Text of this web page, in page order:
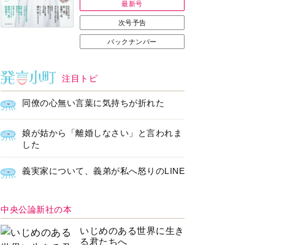
ＡＩで始める遺言を書
耳にすっぽり！オーテ
ィコン補聴器、新しい
ル」を発売
脳の健康習慣をサポー
トするオープンイヤー
型イヤホン「kikippa イ
ヤホン HERALBONY
ージについてのお詫び
と訂正